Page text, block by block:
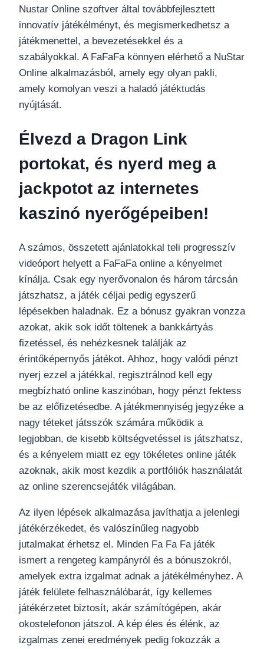
Nustar Online szoftver által továbbfejlesztett
innovatív játékélményt, és megismerkedhetsz a
játékmenettel, a bevezetésekkel és a
szabályokkal. A FaFaFa könnyen elérhető a NuStar
Online alkalmazásból, amely egy olyan pakli,
amely komolyan veszi a haladó játéktudás
nyújtását.
Élvezd a Dragon Link
portokat, és nyerd meg a
jackpotot az internetes
kaszinó nyerőgépeiben!
A számos, összetett ajánlatokkal teli progresszív
videóport helyett a FaFaFa online a kényelmet
kínálja. Csak egy nyerővonalon és három tárcsán
játszhatsz, a játék céljai pedig egyszerű
lépésekben haladnak. Ez a bónusz gyakran vonzza
azokat, akik sok időt töltenek a bankkártyás
fizetéssel, és nehézkesnek találják az
érintőképernyős játékot. Ahhoz, hogy valódi pénzt
nyerj ezzel a játékkal, regisztrálnod kell egy
megbízható online kaszinóban, hogy pénzt fektess
be az előfizetésedbe. A játékmennyiség jegyzéke a
nagy téteket játsszók számára működik a
legjobban, de kisebb költségvetéssel is játszhatsz,
és a kényelem miatt ez egy tökéletes online játék
azoknak, akik most kezdik a portfóliók használatát
az online szerencsejáték világában.
Az ilyen lépések alkalmazása javíthatja a jelenlegi
játékérzékedet, és valószínűleg nagyobb
jutalmakat érhetsz el. Minden Fa Fa Fa játék
ismert a rengeteg kampányról és a bónuszokról,
amelyek extra izgalmat adnak a játékélményhez. A
játék felülete felhasználóbarát, így kellemes
játékérzetet biztosít, akár számítógépen, akár
okostelefonon játszol. A kép éles és élénk, az
izgalmas zenei eredmények pedig fokozzák a